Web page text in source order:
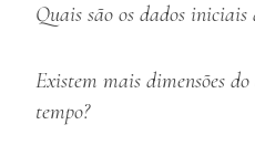
Quais são os dados iniciais
Existem mais dimensões
tempo?